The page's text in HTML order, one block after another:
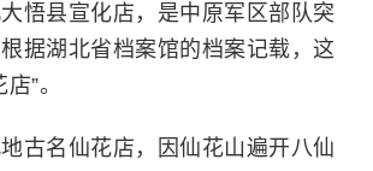
悟县宣化店，是中原军区部队突
据湖北省档案馆的档案记载，这
”。
古名仙花店，因仙花山遍开八仙